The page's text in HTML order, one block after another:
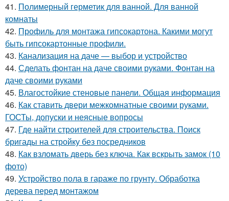
41. Полимерный герметик для ванной. Для ванной
комнаты
42. Профиль для монтажа гипсокартона. Какими могут
быть гипсокартонные профили.
43. Канализация на даче — выбор и устройство
44. Сделать фонтан на даче своими руками. Фонтан на
даче своими руками
45. Влагостойкие стеновые панели. Общая информация
46. Как ставить двери межкомнатные своими руками.
ГОСТы, допуски и неясные вопросы
47. Где найти строителей для строительства. Поиск
бригады на стройку без посредников
48. Как взломать дверь без ключа. Как вскрыть замок (10
фото)
49. Устройство пола в гараже по грунту. Обработка
дерева перед монтажом